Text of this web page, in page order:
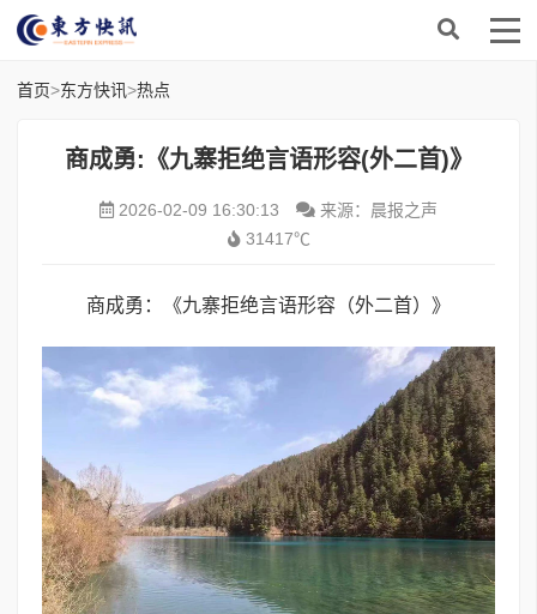
首页>东方快讯>热点
商成勇:《九寨拒绝言语形容(外二首)》
2026-02-09 16:30:13
来源：晨报之声
31417℃
商成勇：《九寨拒绝言语形容（外二首）》